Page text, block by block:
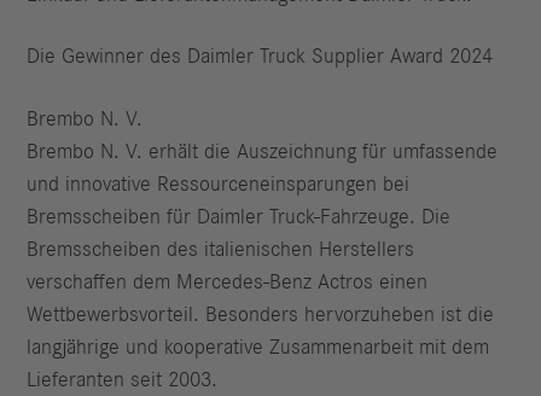
Die Gewinner des Daimler Truck Supplier Award 2024
Brembo N. V.
Brembo N. V. erhält die Auszeichnung für umfassende
und innovative Ressourceneinsparungen bei
Bremsscheiben für Daimler Truck-Fahrzeuge. Die
Bremsscheiben des italienischen Herstellers
verschaffen dem Mercedes-Benz Actros einen
Wettbewerbsvorteil. Besonders hervorzuheben ist die
langjährige und kooperative Zusammenarbeit mit dem
Lieferanten seit 2003.